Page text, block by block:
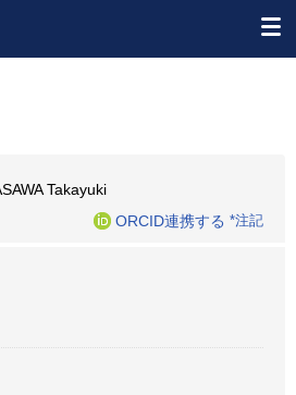
Takayuki
ORCID連携する *注記